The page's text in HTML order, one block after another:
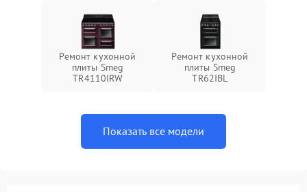
Ремонт кухонной
плиты Smeg
TR4110IRW
Ремонт кухонной
плиты Smeg
TR62IBL
Показать все модели